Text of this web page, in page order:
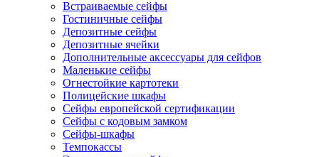
Встраиваемые сейфы
Гостиничные сейфы
Депозитные сейфы
Депозитные ячейки
Дополнительные аксессуары для сейфов
Маленькие сейфы
Огнестойкие картотеки
Полицейские шкафы
Сейфы европейской сертификации
Сейфы с кодовым замком
Сейфы-шкафы
Темпокассы